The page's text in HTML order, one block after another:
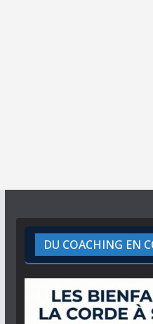
DU COACHING EN